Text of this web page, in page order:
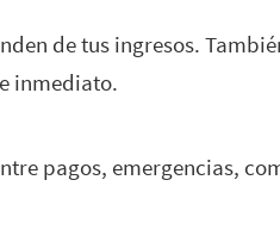
de tus ingresos.
inmediato.
pagos, emergencias,